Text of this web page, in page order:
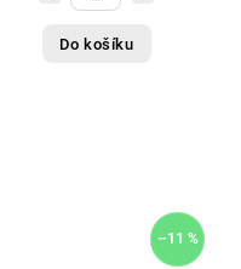
Do košíku
–11 %